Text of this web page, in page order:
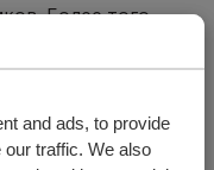
and ads, to provide
traffic. We also
Более того,
полностью
может